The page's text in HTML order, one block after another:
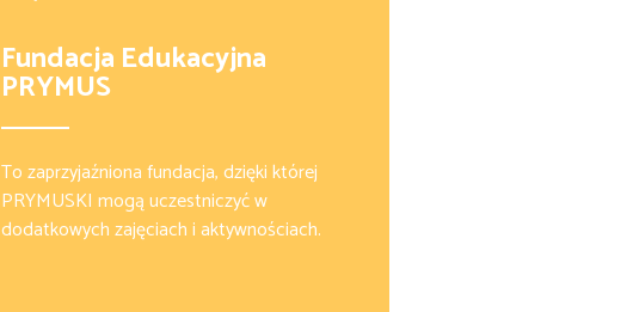
Fundacja Edukacyjna
PRYMUS
To zaprzyjaźniona fundacja, dzięki której
PRYMUSKI mogą uczestniczyć w
dodatkowych zajęciach i aktywnościach.